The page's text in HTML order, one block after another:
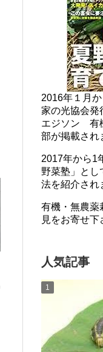
2016年１月
家の光協会発
エジソン 有
部が掲載され
2017年から
野菜塾」とし
法を紹介され
有機・無農薬
見をお寄せ下
人気記事